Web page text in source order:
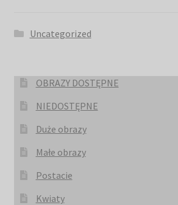
Uncategorized
OBRAZY DOSTĘPNE
NIEDOSTĘPNE
Duże obrazy
Małe obrazy
Postacie
Kwiaty